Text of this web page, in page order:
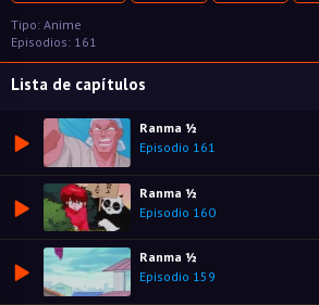
Tipo: Anime
Episodios: 161
Lista de capítulos
Ranma ½
Episodio 161
Ranma ½
Episodio 160
Ranma ½
Episodio 159